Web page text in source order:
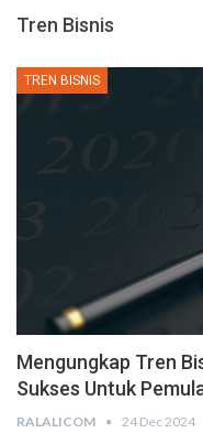
Tren Bisnis
TREN BISNIS
Mengungkap Tren
Sukses Untuk
RALALICOM 24 Dec 2024